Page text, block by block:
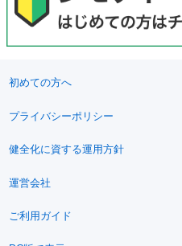
初めての方へ
プライバシーポリシー
健全化に資する運用方針
運営会社
ご利用ガイド